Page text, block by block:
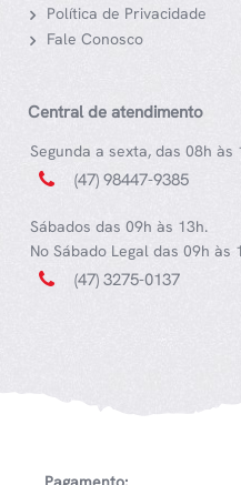
Política de Privacidade
Fale Conosco
Central de atendimento
Segunda a sexta, das 08h às
(47) 98447-9385
Sábados das 09h às 13h.
No Sábado Legal das 09h às
(47) 3275-0137